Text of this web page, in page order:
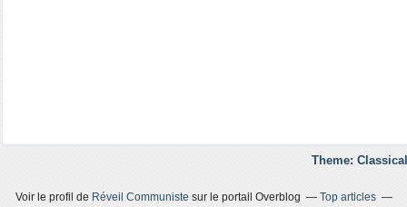
Theme:
Voir le profil de Réveil Communiste sur le portail Overblog
Top articles